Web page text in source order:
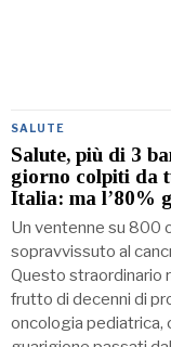
SALUTE
Salute, più di 3
giorno colpiti da
Italia: ma l’80%
Un ventenne su 800
sopravvissuto al
Questo straordinario
frutto di decenni di
oncologia pediatrica,